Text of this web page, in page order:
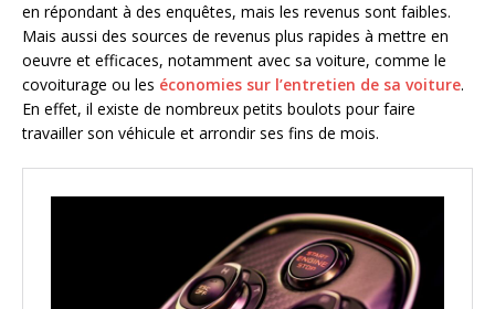
en répondant à des enquêtes, mais les revenus sont faibles.
Mais aussi des sources de revenus plus rapides à mettre en
oeuvre et efficaces, notamment avec sa voiture, comme le
covoiturage ou les économies sur l’entretien de sa voiture.
En effet, il existe de nombreux petits boulots pour faire
travailler son véhicule et arrondir ses fins de mois.